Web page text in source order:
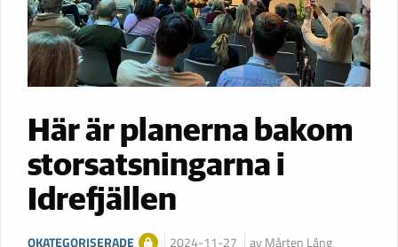
Här är planerna bakom
storsatsningarna i
Idrefjällen
OKATEGORISERADE 2024-11-27 av Mårten Lång